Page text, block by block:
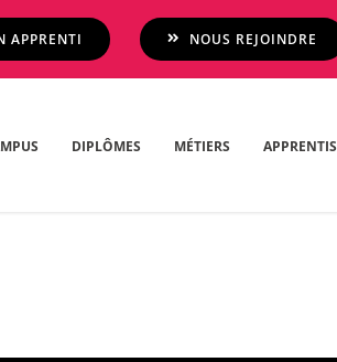
APPRENTI NOUS REJOINDRE
DIPLÔMES MÉTIERS APPRENTIS